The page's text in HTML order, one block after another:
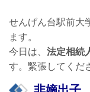
せんげん台駅前大
ます。
今日は、 法定相続
す。緊張してくだ